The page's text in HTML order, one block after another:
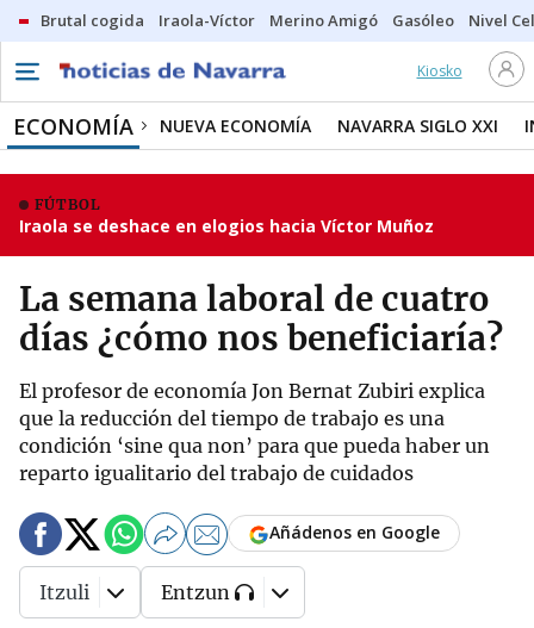
Brutal cogida Iraola-Víctor Merino Amigó Gasóleo Nivel
Kiosko
ECONOMÍA NUEVA ECONOMÍA NAVARRA SIGLO XXI
FÚTBOL
Iraola se deshace en elogios hacia Víctor Muñoz
La semana laboral de cuatro
días ¿cómo nos beneficiaría?
El profesor de economía Jon Bernat Zubiri explica
que la reducción del tiempo de trabajo es una
condición ‘sine qua non’ para que pueda haber un
reparto igualitario del trabajo de cuidados
Añádenos en Google
Itzuli Entzun